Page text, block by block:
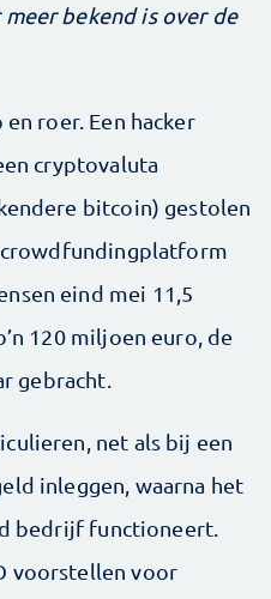
bekend is over de
roer. Een hacker
cryptovaluta
bitcoin) gestolen
eind mei 11,5
120 miljoen euro, de
gebracht.
net als bij een
inleggen, waarna het
bedrijf functioneert.
voorstellen voor